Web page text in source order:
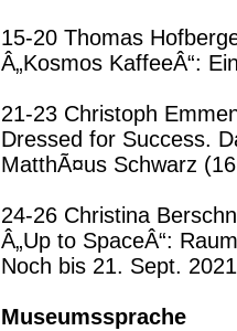
15-20 Thomas
Â„Kosmos KaffeeÂ“:
21-23 Christoph
Dressed for Success.
MatthÃ¤us Schwarz
24-26 Christina
Â„Up to SpaceÂ“:
Noch bis 21. Sept.
Museumssprache